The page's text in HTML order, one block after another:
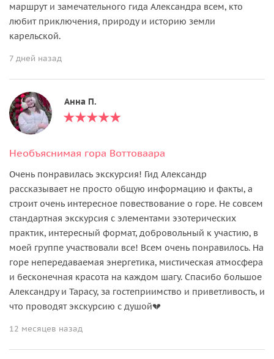
маршрут и замечательного гида Александра всем, кто
любит приключения, природу и историю земли
карельской.
7 дней назад
Анна П.
Необъяснимая гора Воттоваара
Очень понравилась экскурсия! Гид Александр
рассказывает не просто общую информацию и факты, а
строит очень интересное повествование о горе. Не совсем
стандартная экскурсия с элементами эзотерических
практик, интересный формат, добровольный к участию, в
моей группе участвовали все! Всем очень понравилось. На
горе непередаваемая энергетика, мистическая атмосфера
и бесконечная красота на каждом шагу. Спасибо большое
Александру и Тарасу, за гостеприимство и приветливость, и
что проводят экскурсию с душой💔
12 месяцев назад